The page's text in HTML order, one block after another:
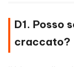
D1. Posso
craccato?